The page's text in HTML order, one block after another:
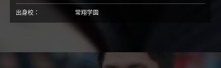
出身校：
常翔学園